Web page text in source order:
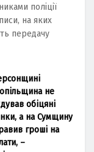
поліції
на яких
передачу
не
обіцяні
а на Сумщину
гроші на
–